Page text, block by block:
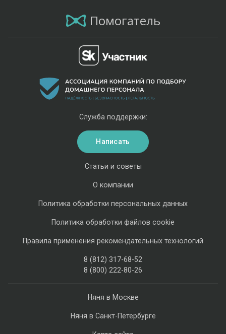
Помогатель
Няня в Москве
Няня в Санкт-Петербурге
Статьи и советы
О компании
Политика обработки персональных данных
Политика обработки файлов cookie
Правила применения рекомендательных технологий
8 (812) 317-68-52
8 (800) 222-80-26
Служба поддержки:
Написать